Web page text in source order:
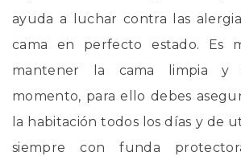
ayuda a luchar contra las
cama en perfecto estado. Es
mantener la cama limpia y
momento, para ello debes
la habitación todos los días y de
siempre con funda